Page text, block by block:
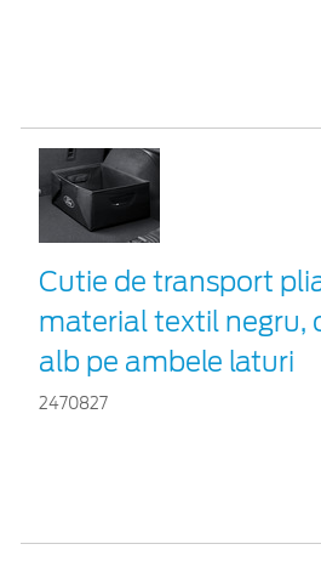
Cutie de transport
material textil negru,
alb pe ambele laturi
2470827